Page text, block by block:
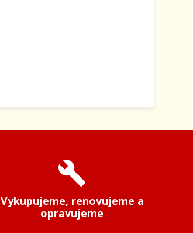
build
Vykupujeme, renovujeme a
opravujeme